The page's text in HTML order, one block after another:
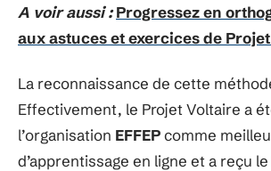
A voir aussi : Progressez en
aux astuces et exercices de
La reconnaissance de cette
Effectivement, le Projet Voltaire a
l’organisation EFFEPcomme
d’apprentissage en ligne et a reçu le